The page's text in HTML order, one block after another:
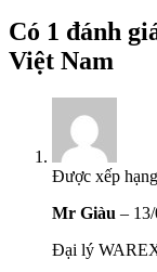
Có 1 đánh
Việt Nam
Được xếp hạng
Mr Giàu –
Đại lý